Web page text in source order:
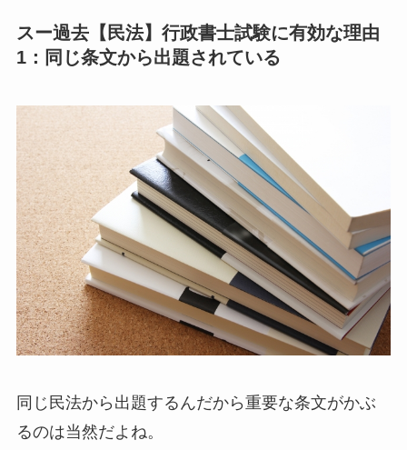
スー過去【民法】行政書士試験に有効な理由
1：同じ条文から出題されている
同じ民法から出題するんだから重要な条文がかぶ
るのは当然だよね。